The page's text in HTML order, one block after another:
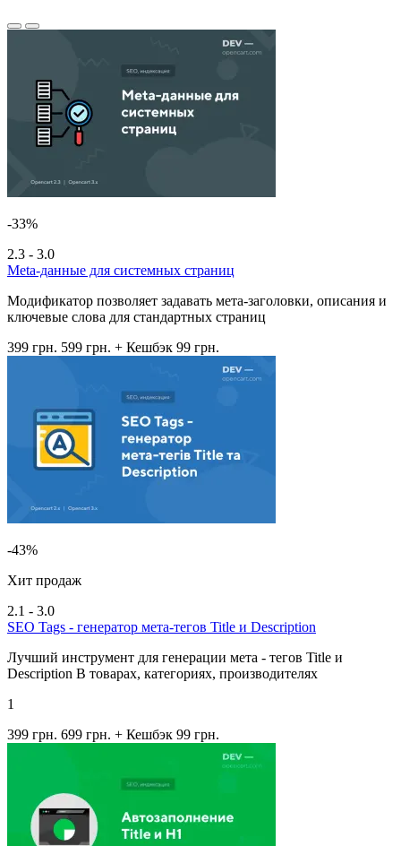
-33%
2.3 - 3.0
Meta-данные для системных страниц
Модификатор позволяет задавать мета-заголовки, описания и
ключевые слова для стандартных страниц
399 грн. 599 грн. + Кешбэк 99 грн.
-43%
Хит продаж
2.1 - 3.0
SEO Tags - генератор мета-тегов Title и Description
Лучший инструмент для генерации мета - тегов Title и
Description В товарах, категориях, производителях
1
399 грн. 699 грн. + Кешбэк 99 грн.